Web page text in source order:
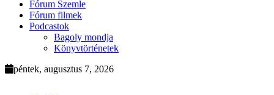
Fórum Szemle
Fórum filmek
Podcastok
Bagoly mondja
Könyvtörténetek
péntek, augusztus 7, 2026